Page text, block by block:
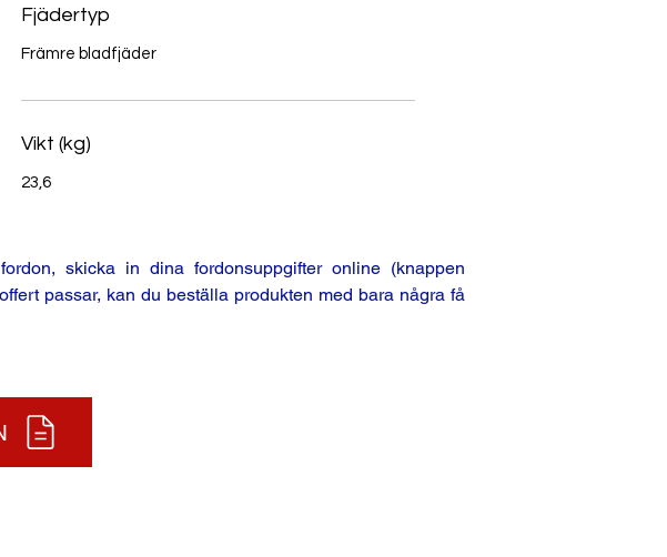
Fjädertyp
Främre bladfjäder
Vikt (kg)
23,6
skicka in dina fordonsuppgifter online (knappen
passar, kan du beställa produkten med bara några få